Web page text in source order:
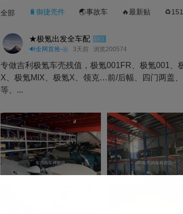
全部 🔋御捷壳件 🌏事故车 🔥最新贴
★极氪出发全车配 LV.1
🔊全网首推-㊭ 3天前 浏览200574
专做吉利极氪车壳残值，极氪001FR、极氪001、
X、极氪MIX、极氪X、领克…前/后幅、四门两盖
等、...